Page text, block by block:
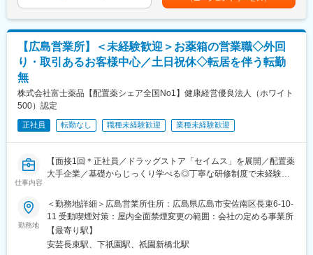
＜具体的な業務例＞
・担当製品の提案、技術サポート（手術の立会いあり）
・最新の医療関連情報の提供、医療機関へのサポート
・販売代理店へのサポート
・各種学会への参加
慮の上、決定いたします。
■担当製品
心臓のリズム異常（不整脈）を治療する医療機器を、医師に提
んの場合は、この機器をこう使うとよい」といった使い方まで含
めてアドバイスをし、専門知識を活かしたコンサルティング型の
また、治療や手術に立ち会い、医療スタッフの機器操作をサポー
トします。
■不整脈とは
通常、心臓は一定のリズムで規則正しく動いていますが、そのリ
り、選考を通じて上下する可能性があります。月給(月額)は固定手
当を含めた表記です。
【広島営業所】＜未経験歓迎＞お薬箱の営業職◇外回
り・取引あるお客様中心／土日祝休◇転居を伴う転勤
無
株式会社富士薬品【配置薬シェア全国No1】健康経営優良法人（ホワイト
500）認定
正社員 転勤なし 職種未経験歓迎 業種未経験歓迎
仕事内容
【面接1回＊正社員／ドラッグストア「セイムス」を展開／配置薬
大手企業／基礎からじっくり学べる◎丁寧な研修制度で未経験の
■職務内容：
担当エリアのお客様（個人宅や企業）へ訪問し、配置薬（お薬
箱）や健康食品の提案をお任せします。
※既に、取引のあるお客様先を訪問するスタイルです。
勤務地
＜勤務地詳細＞広島営業所住所：広島県広島市安佐南区長束6-10-
11 受動喫煙対策：屋内全面禁煙変更の範囲：会社の定める事業所
【最寄り駅】
安芸長束駅、下祇園駅、祇園新橋北駅